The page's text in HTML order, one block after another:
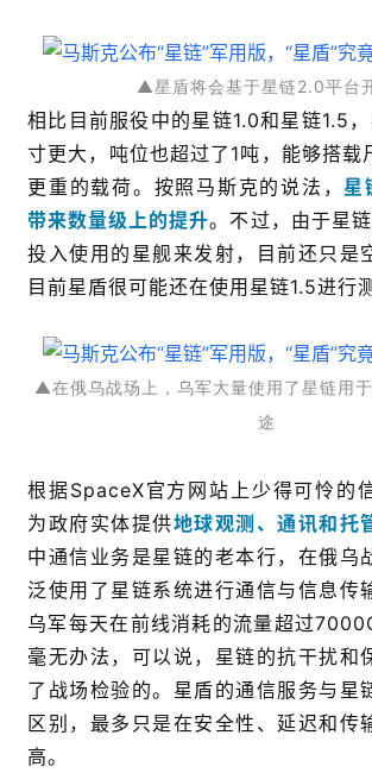
▲星盾将会基于星链2.0平台
相比目前服役中的星链1.0和星链1.5
寸更大，吨位也超过了1吨，能够搭载
更重的载荷。按照马斯克的说法，星
带来数量级上的提升。不过，由于星
投入使用的星舰来发射，目前还只是
目前星盾很可能还在使用星链1.5进行
▲在俄乌战场上，乌军大量使用了星链用
途
根据SpaceX官方网站上少得可怜的
为政府实体提供地球观测、通讯和托
中通信业务是星链的老本行，在俄乌
泛使用了星链系统进行通信与信息传
乌军每天在前线消耗的流量超过
毫无办法，可以说，星链的抗干扰和
了战场检验的。星盾的通信服务与星
区别，最多只是在安全性、延迟和传
高。